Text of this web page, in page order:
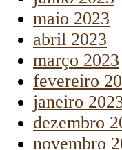
maio 2023
abril 2023
março 2023
fevereiro
janeiro
dezembro
novembro